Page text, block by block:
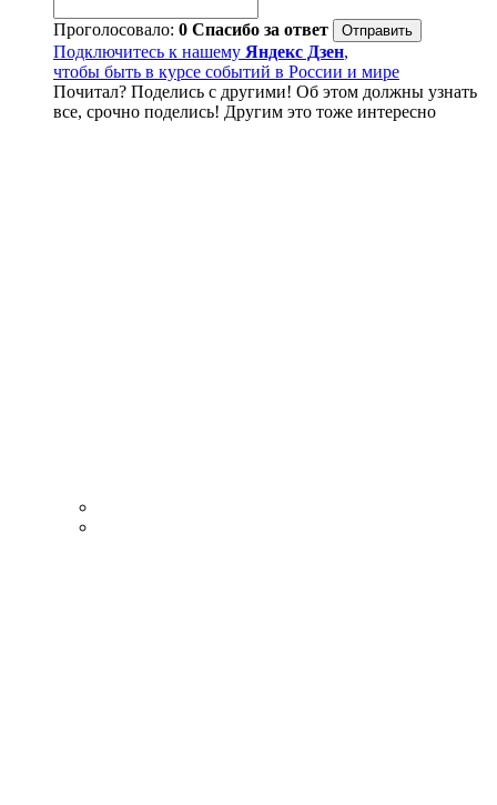
Проголосовало: 0 Спасибо за ответ
Подключитесь к нашему Яндекс Дзен,
чтобы быть в курсе событий в России и мире
Почитал? Поделись с другими! Об этом должны узнать
все, срочно поделись! Другим это тоже интересно